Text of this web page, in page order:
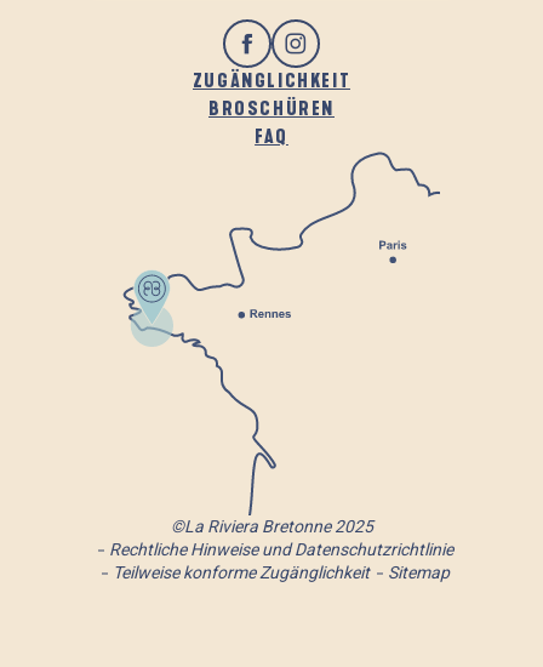
ZUGÄNGLICHKEIT
BROSCHÜREN
FAQ
©La Riviera Bretonne 2025
Rechtliche Hinweise und Datenschutzrichtlinie
Teilweise konforme Zugänglichkeit
Sitemap